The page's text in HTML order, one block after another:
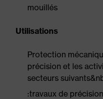
mouillés
Utilisations
Protection
précision et les
secteurs
:travaux de précision